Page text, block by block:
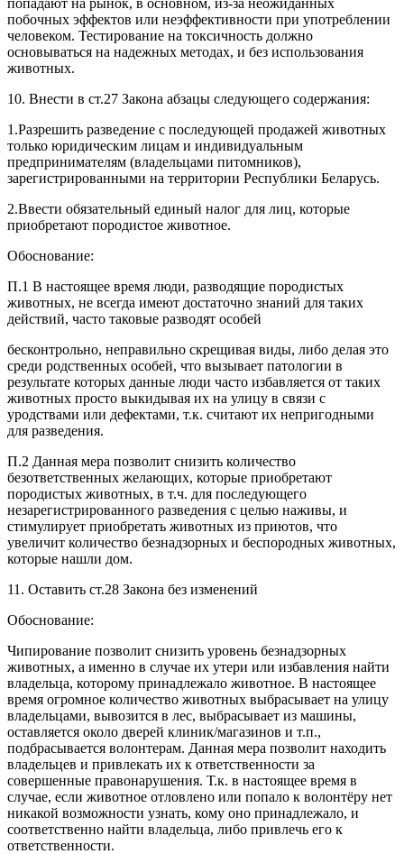
побочных эффектов или неэффективности при употреблении
человеком. Тестирование на токсичность должно
основываться на надежных методах, и без использования
животных.
10. Внести в ст.27 Закона абзацы следующего содержания:
1.Разрешить разведение с последующей продажей животных
только юридическим лицам и индивидуальным
предпринимателям (владельцами питомников),
зарегистрированными на территории Республики Беларусь.
2.Ввести обязательный единый налог для лиц, которые
приобретают породистое животное.
Обоснование:
П.1 В настоящее время люди, разводящие породистых
животных, не всегда имеют достаточно знаний для таких
действий, часто таковые разводят особей
бесконтрольно, неправильно скрещивая виды, либо делая это
среди родственных особей, что вызывает патологии в
результате которых данные люди часто избавляется от таких
животных просто выкидывая их на улицу в связи с
уродствами или дефектами, т.к. считают их непригодными
для разведения.
П.2 Данная мера позволит снизить количество
безответственных желающих, которые приобретают
породистых животных, в т.ч. для последующего
незарегистрированного разведения с целью наживы, и
стимулирует приобретать животных из приютов, что
увеличит количество безнадзорных и беспородных животных,
которые нашли дом.
11. Оставить ст.28 Закона без изменений
Обоснование:
Чипирование позволит снизить уровень безнадзорных
животных, а именно в случае их утери или избавления найти
владельца, которому принадлежало животное. В настоящее
время огромное количество животных выбрасывает на улицу
владельцами, вывозится в лес, выбрасывает из машины,
оставляется около дверей клиник/магазинов и т.п.,
подбрасывается волонтерам. Данная мера позволит находить
владельцев и привлекать их к ответственности за
совершенные правонарушения. Т.к. в настоящее время в
случае, если животное отловлено или попало к волонтёру нет
никакой возможности узнать, кому оно принадлежало, и
соответственно найти владельца, либо привлечь его к
ответственности.